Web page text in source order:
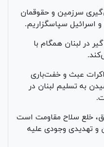
سرزمین و حقوقمان
و اسرائیل سپاسگزاریم.
در لبنان همگام با
عبث و خفت‌باری
به تسلیم لبنان در
خلع سلاح مقاومت است
و تهدیدی وجودی علیه